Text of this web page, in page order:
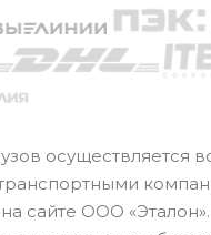
осуществляется
сайте ООО